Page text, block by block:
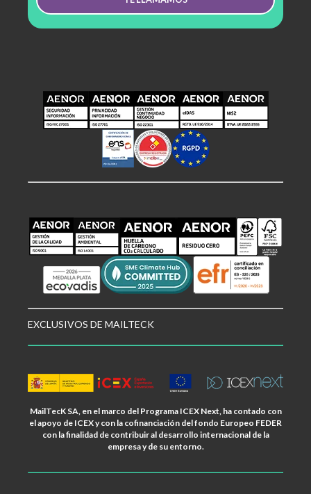
EXCLUSIVOS DE MAILTECK
MailTecK SA, en el marco del Programa ICEX Next, ha contado con
el apoyo de ICEX y con la cofinanciación del fondo Europeo FEDER
con la finalidad de contribuir al desarrollo internacional de la
empresa y de su entorno.